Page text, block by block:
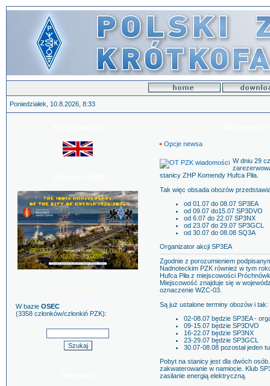
Poniedziałek, 10.8.2026, 8:33
W bazie OSEC
(3358 członków/członkiń PZK):
Opcje newsa
W dniu 29
stanicy ZHP Komendy Hufca Piła.
Tak więc obsada obozów
od 01.07 do 08.07 SP3EA
od 09.07 do15.07 SP3DVO
od 6.07 do 22.07 SP3NX
od 23.07 do 29.07 SP3GCL
od 30.07 do 08.08 SQ3A
Organizator akcji SP3EA
Zgodnie z porozumieniem
Nadnoteckim PZK również w tym
Hufca Piła z miejscowości
Miejscowość znajduje się w
oznaczenie WZC-03.
Są już ustalone terminy obozów i tak:
02-08.07 będzie SP3EA -
09-15.07 będzie SP3DVO
16-22.07 będzie SP3NX
23-29.07 będzie SP3GCL
30.07-08.08 pozostał jeden
Pobyt na stanicy jest dla dwóch
zakwaterowanie w namiocie. Klub
zasilanie energią elektryczną.